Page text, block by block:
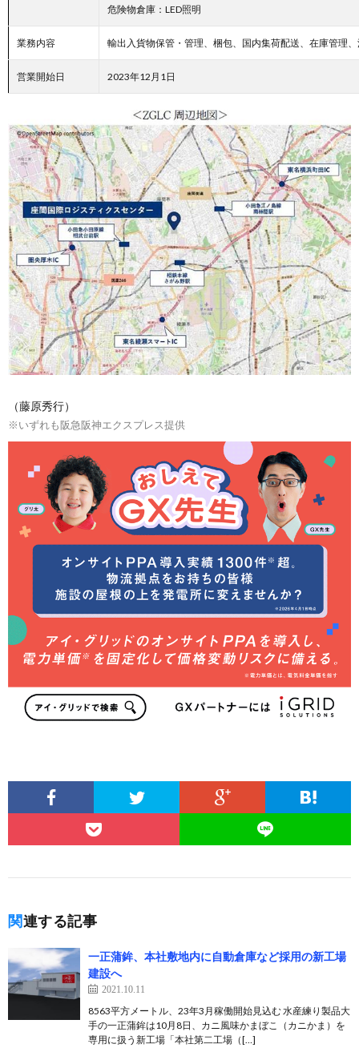
危険物倉庫：LED照明
業務内容 輸出入貨物保管・管理、梱包、国内集荷配送、在庫管理
営業開始日 2023年12月1日
（藤原秀行）
※いずれも阪急阪神エクスプレス提供
関連する記事
一正蒲鉾、本社敷地内に自動倉庫など採用の新工場
建設へ
2021.10.11
8563平方メートル、23年3月稼働開始見込む 水産練り製品大
手の一正蒲鉾は10月8日、カニ風味かまぼこ（カニかま）を
専用に扱う新工場「本社第二工場（[…]